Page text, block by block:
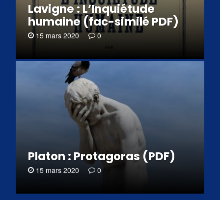
Lavigne : L’Inquiétude
humaine (fac-similé PDF)
15 mars 2020 0
Platon : Protagoras (PDF)
15 mars 2020 0